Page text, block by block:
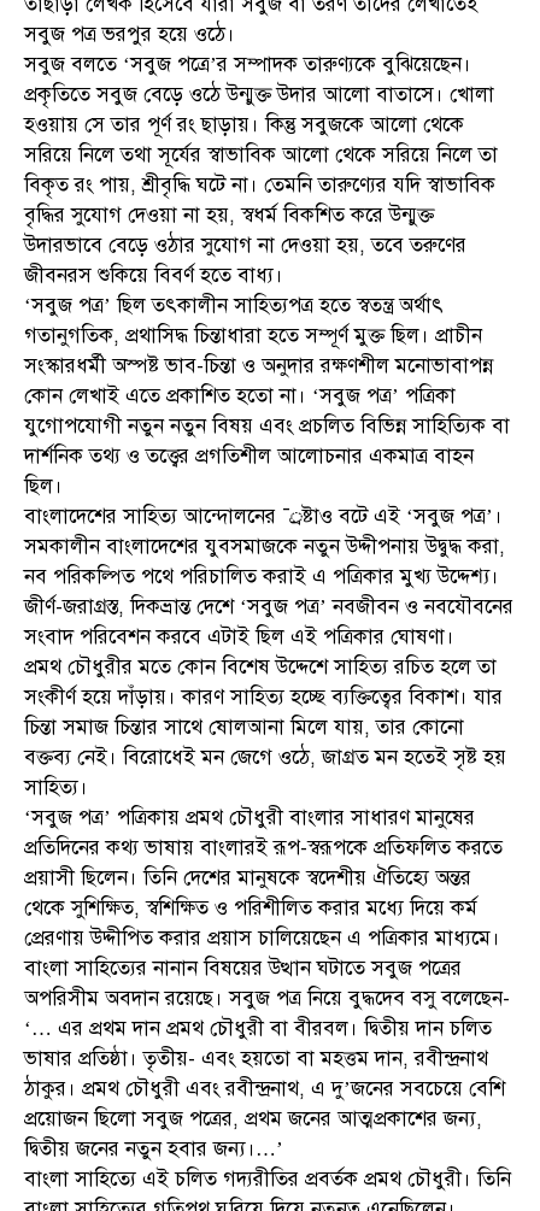
সবুজ পত্র ভরপুর হয়ে ওঠে।
সবুজ বলতে ‘সবুজ পত্রে’র সম্পাদক তারুণ্যকে বুঝিয়েছেন।
প্রকৃতিতে সবুজ বেড়ে ওঠে উন্মুক্ত উদার আলো বাতাসে। খোলা
হওয়ায় সে তার পূর্ণ রং ছাড়ায়। কিন্তু সবুজকে আলো থেকে
সরিয়ে নিলে তথা সূর্যের স্বাভাবিক আলো থেকে সরিয়ে নিলে তা
বিকৃত রং পায়, শ্রীবৃদ্ধি ঘটে না। তেমনি তারুণ্যের যদি স্বাভাবিক
বৃদ্ধির সুযোগ দেওয়া না হয়, স্বধর্ম বিকশিত করে উন্মুক্ত
উদারভাবে বেড়ে ওঠার সুযোগ না দেওয়া হয়, তবে তরুণের
জীবনরস শুকিয়ে বিবর্ণ হতে বাধ্য।
‘সবুজ পত্র’ ছিল তৎকালীন সাহিত্যপত্র হতে স্বতন্ত্র অর্থাৎ
গতানুগতিক, প্রথাসিদ্ধ চিন্তাধারা হতে সম্পূর্ণ মুক্ত ছিল। প্রাচীন
সংস্কারধর্মী অস্পষ্ট ভাব-চিন্তা ও অনুদার রক্ষণশীল মনোভাবাপন্ন
কোন লেখাই এতে প্রকাশিত হতো না। ‘সবুজ পত্র’ পত্রিকা
যুগোপযোগী নতুন নতুন বিষয় এবং প্রচলিত বিভিন্ন সাহিত্যিক বা
দার্শনিক তথ্য ও তত্ত্বের প্রগতিশীল আলোচনার একমাত্র বাহন
ছিল।
বাংলাদেশের সাহিত্য আন্দোলনের ¯্রষ্টাও বটে এই ‘সবুজ পত্র’।
সমকালীন বাংলাদেশের যুবসমাজকে নতুন উদ্দীপনায় উদ্বুদ্ধ করা,
নব পরিকল্পিত পথে পরিচালিত করাই এ পত্রিকার মুখ্য উদ্দেশ্য।
জীর্ণ-জরাগ্রস্ত, দিকভ্রান্ত দেশে ‘সবুজ পত্র’ নবজীবন ও নবযৌবনের
সংবাদ পরিবেশন করবে এটাই ছিল এই পত্রিকার ঘোষণা।
প্রমথ চৌধুরীর মতে কোন বিশেষ উদ্দেশে সাহিত্য রচিত হলে তা
সংকীর্ণ হয়ে দাঁড়ায়। কারণ সাহিত্য হচ্ছে ব্যক্তিত্বের বিকাশ। যার
চিন্তা সমাজ চিন্তার সাথে ষোলআনা মিলে যায়, তার কোনো
বক্তব্য নেই। বিরোধেই মন জেগে ওঠে, জাগ্রত মন হতেই সৃষ্ট হয়
সাহিত্য।
‘সবুজ পত্র’ পত্রিকায় প্রমথ চৌধুরী বাংলার সাধারণ মানুষের
প্রতিদিনের কথ্য ভাষায় বাংলারই রূপ-স্বরূপকে প্রতিফলিত করতে
প্রয়াসী ছিলেন। তিনি দেশের মানুষকে স্বদেশীয় ঐতিহ্যে অন্তর
থেকে সুশিক্ষিত, স্বশিক্ষিত ও পরিশীলিত করার মধ্যে দিয়ে কর্ম
প্রেরণায় উদ্দীপিত করার প্রয়াস চালিয়েছেন এ পত্রিকার মাধ্যমে।
বাংলা সাহিত্যের নানান বিষয়ের উত্থান ঘটাতে সবুজ পত্রের
অপরিসীম অবদান রয়েছে। সবুজ পত্র নিয়ে বুদ্ধদেব বসু বলেছেন-
‘… এর প্রথম দান প্রমথ চৌধুরী বা বীরবল। দ্বিতীয় দান চলিত
ভাষার প্রতিষ্ঠা। তৃতীয়- এবং হয়তো বা মহত্তম দান, রবীন্দ্রনাথ
ঠাকুর। প্রমথ চৌধুরী এবং রবীন্দ্রনাথ, এ দু’জনের সবচেয়ে বেশি
প্রয়োজন ছিলো সবুজ পত্রের, প্রথম জনের আত্মপ্রকাশের জন্য,
দ্বিতীয় জনের নতুন হবার জন্য।…’
বাংলা সাহিত্যে এই চলিত গদ্যরীতির প্রবর্তক প্রমথ চৌধুরী। তিনি